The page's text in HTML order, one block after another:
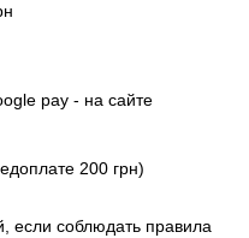
pay - на сайте
200 грн)
если соблюдать правила